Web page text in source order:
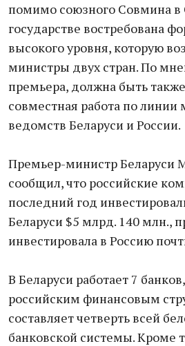
помимо союзного Совмина
государстве востребована
высокого уровня, которую
министры двух стран. По
премьера, должна быть
совместная работа по линии
ведомств Беларуси и России.
Премьер-министр Беларуси
сообщил, что российские
последний год
Беларуси $5 млрд. 140 млн.,
инвестировала в Россию
В Беларуси работает 7
российским финансовым
составляет четверть всей
банковской системы. Кроме